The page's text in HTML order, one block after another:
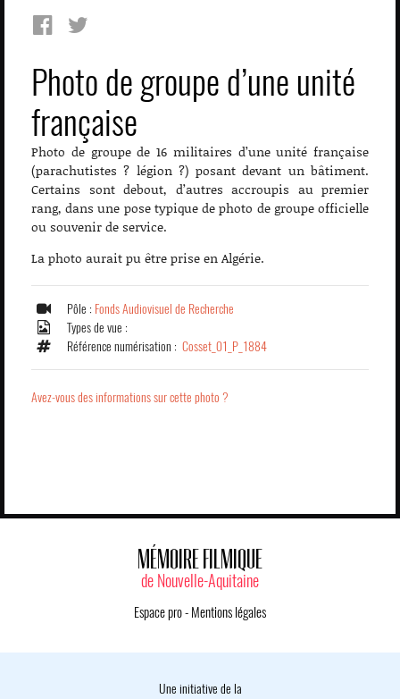
Photo de groupe d’une unité
française
Photo de groupe de 16 militaires d’une unité française
(parachutistes ? légion ?) posant devant un bâtiment.
Certains sont debout, d’autres accroupis au premier
rang, dans une pose typique de photo de groupe officielle
ou souvenir de service.
La photo aurait pu être prise en Algérie.
Pôle : Fonds Audiovisuel de Recherche
Types de vue :
Référence numérisation : Cosset_01_P_1884
Avez-vous des informations sur cette photo ?
MÉMOIRE FILMIQUE
de Nouvelle-Aquitaine
Espace pro- Mentions légales
Une initiative de la